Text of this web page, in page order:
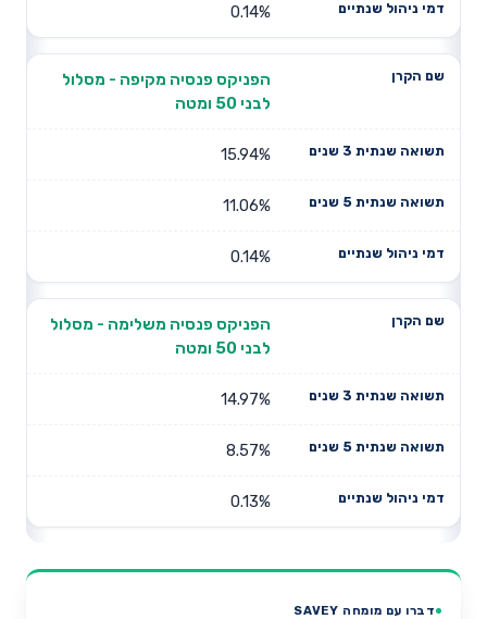
0.14%
הפניקס פנסיה מקיפה - מסלול
לבני 50 ומטה
15.94%
11.06%
0.14%
הפניקס פנסיה משלימה - מסלול
לבני 50 ומטה
14.97%
8.57%
0.13%
דברו עם מומחה SAVEY